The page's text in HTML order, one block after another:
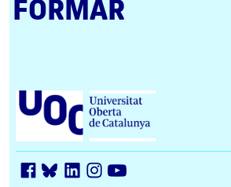
FORMAR
Universitat Oberta de Catalunya (UOC)